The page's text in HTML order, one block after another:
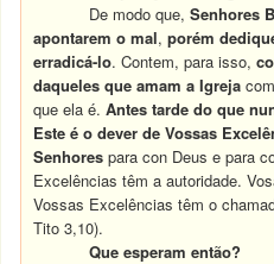
De modo que,Senhores
apontarem o mal,porém
erradicá-lo. Contem, para isso,
daqueles que amam a Igreja
que ela é.Antes tarde do que
Este é o dever de Vossas
Senhorespara con Deus e para
Excelências têm a autoridade.
Vossas Excelências têm o
Tito 3,10).
Que esperam então?